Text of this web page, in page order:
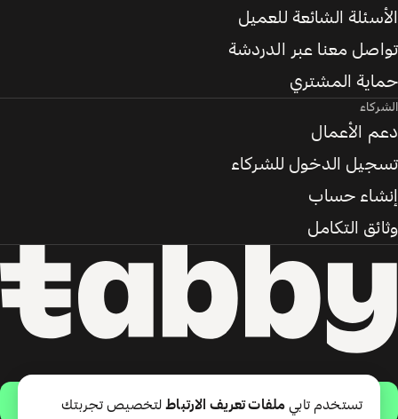
حمّل التطبيق
الأسئلة الشائعة للعميل
تواصل معنا عبر الدردشة
حماية المشتري
الشركاء
دعم الأعمال
تسجيل الدخول للشركاء
إنشاء حساب
وثائق التكامل
تستخدم تابي ملفات تعريف الارتباطلتخصيص تجربتك